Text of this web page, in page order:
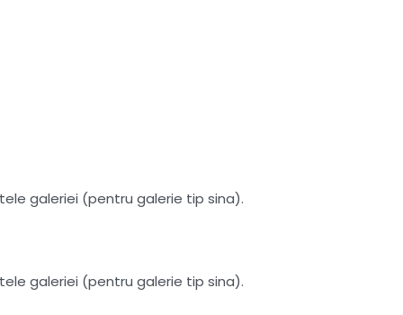
galeriei (pentru galerie tip sina).
galeriei (pentru galerie tip sina).